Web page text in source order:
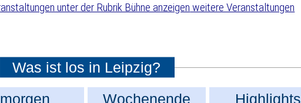
weitere Veranstaltungen
Was ist los in Leipzig?
morgen Wochenende Highlights